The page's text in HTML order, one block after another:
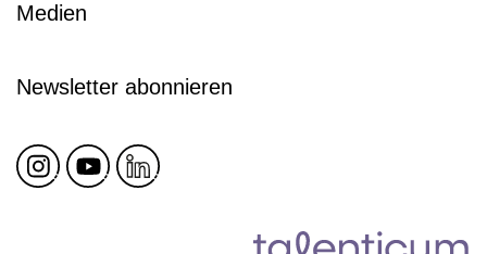
Medien
Newsletter abonnieren